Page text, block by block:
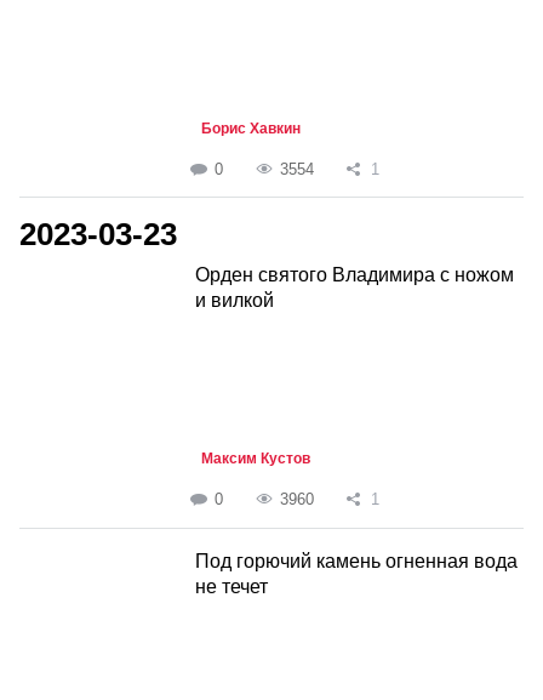
Борис Хавкин
0 3554 1
2023-03-23
Орден святого Владимира с ножом
и вилкой
Максим Кустов
0 3960 1
Под горючий камень огненная вода
не течет